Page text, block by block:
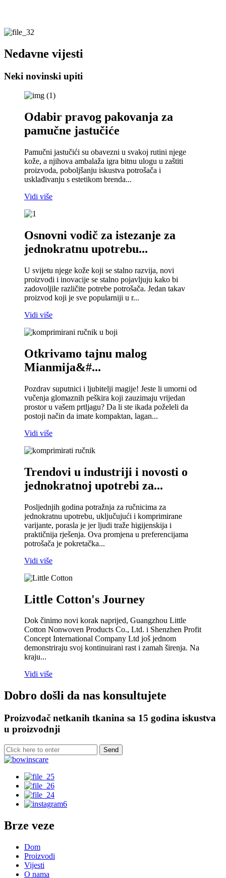
Nedavne vijesti
Neki novinski upiti
Odabir pravog pakovanja za
pamučne jastučiće
Pamučni jastučići su obavezni u svakoj rutini njege
kože, a njihova ambalaža igra bitnu ulogu u zaštiti
proizvoda, poboljšanju iskustva potrošača i
usklađivanju s estetikom brenda...
Vidi više
Osnovni vodič za istezanje za
jednokratnu upotrebu...
U svijetu njege kože koji se stalno razvija, novi
proizvodi i inovacije se stalno pojavljuju kako bi
zadovoljile različite potrebe potrošača. Jedan takav
proizvod koji je sve popularniji u r...
Vidi više
Otkrivamo tajnu malog
Mianmija&#...
Pozdrav suputnici i ljubitelji magije! Jeste li umorni od
vučenja glomaznih peškira koji zauzimaju vrijedan
prostor u vašem prtljagu? Da li ste ikada poželeli da
postoji način da imate kompaktan, lagan...
Vidi više
Trendovi u industriji i novosti o
jednokratnoj upotrebi za...
Posljednjih godina potražnja za ručnicima za
jednokratnu upotrebu, uključujući i komprimirane
varijante, porasla je jer ljudi traže higijenskija i
praktičnija rješenja. Ova promjena u preferencijama
potrošača je pokretačka...
Vidi više
Little Cotton's Journey
Dok činimo novi korak naprijed, Guangzhou Little
Cotton Nonwoven Products Co., Ltd. i Shenzhen Profit
Concept International Company Ltd još jednom
demonstriraju svoj kontinuirani rast i zamah širenja. Na
kraju...
Vidi više
Dobro došli da nas konsultujete
Proizvođač netkanih tkanina sa 15 godina iskustva
u proizvodnji
Brze veze
Dom
Proizvodi
Vijesti
O nama